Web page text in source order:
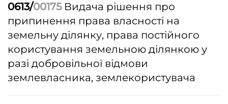
0613/00175Видача рішення про
припинення права власності на
земельну ділянку, права постійного
користування земельною ділянкою у
разі добровільної відмови
землевласника, землекористувача